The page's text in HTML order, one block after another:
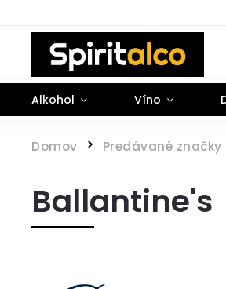
Alkohol Víno
Domov / Predávané značky
Ballantine's